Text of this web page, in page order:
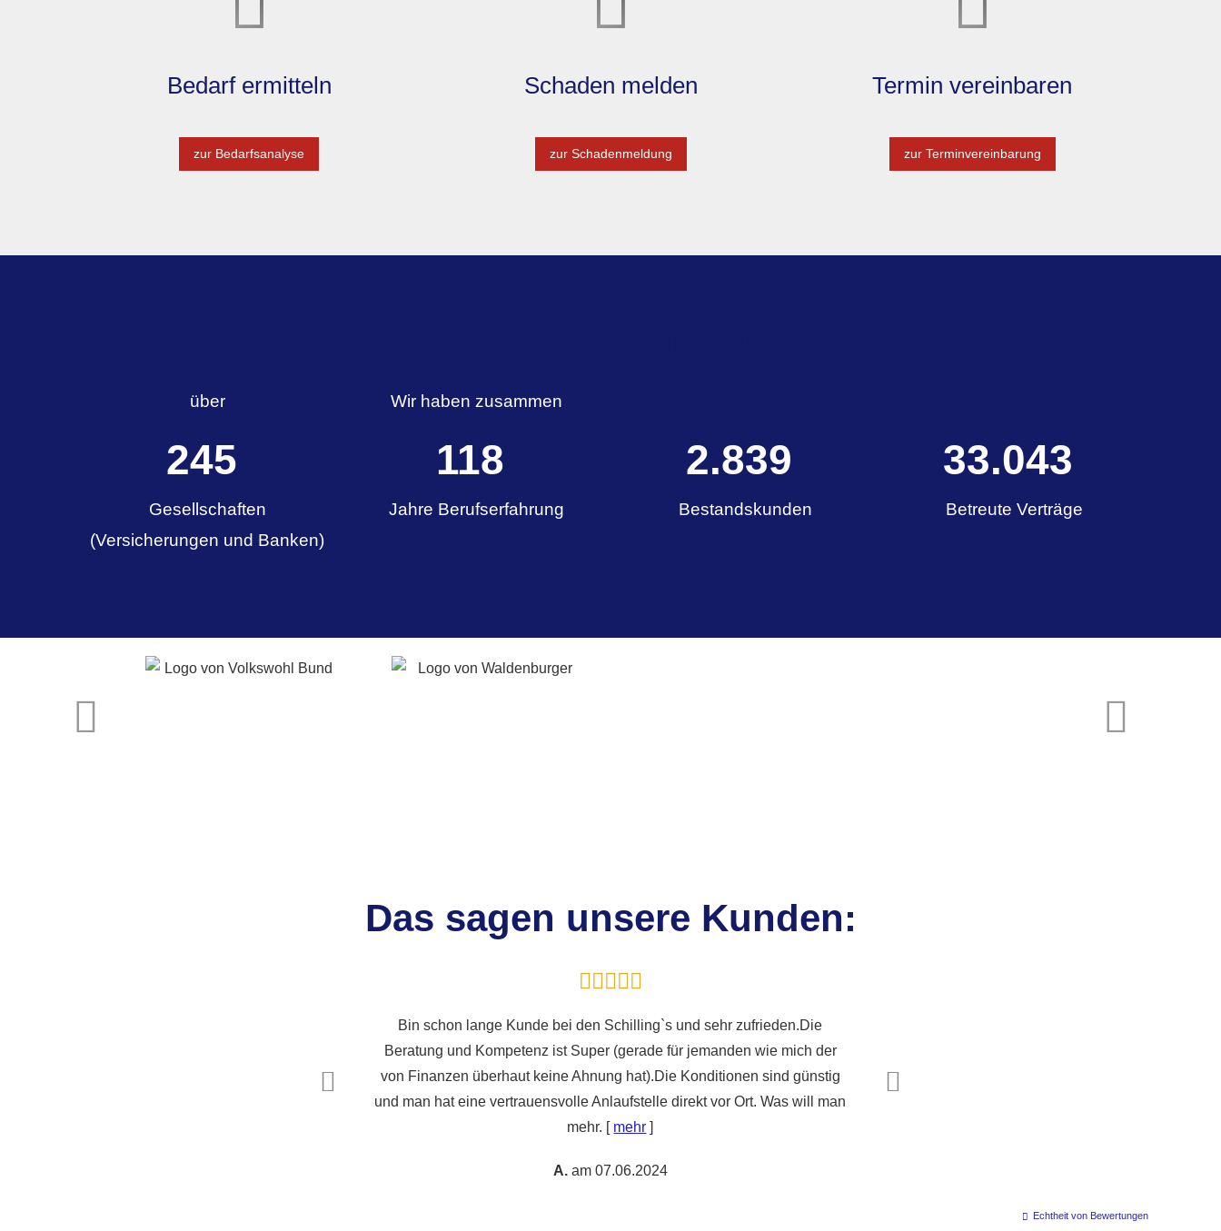
Bedarf ermitteln
zur Bedarfsanalyse
Schaden melden
zur Schadenmeldung
Termin ver­ein­baren
zur Terminvereinbarung
über
340
Gesellschaften
(Versicherungen und Banken)
Wir haben zusammen
164
Jahre Berufserfahrung
3.936
Bestandskunden
45.815
Betreute Verträge
Das sagen unsere Kunden:
Bin schon lange Kunde bei den Schilling`s und sehr zufrieden.Die
Beratung und Kompetenz ist Super (gerade für jemanden wie mich der
von Finanzen überhaut keine Ahnung hat).Die Konditionen sind günstig
und man hat eine vertrauensvolle Anlaufstelle direkt vor Ort. Was will man
mehr. [ mehr ]
A.am 07.06.2024
Echtheit von Bewertungen